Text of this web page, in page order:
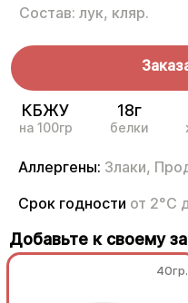
Состав: лук, кляр.
КБЖУ
на 100гр
18г
белки
Аллергены: Злаки,
Срок годности от 2°С
Добавьте к своему
40гр.